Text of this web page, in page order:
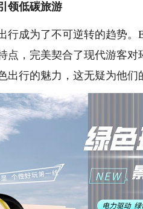
领低碳旅游
成为了不可逆转的趋势。
点，完美契合了现代游客
行的魅力，这无疑为他们